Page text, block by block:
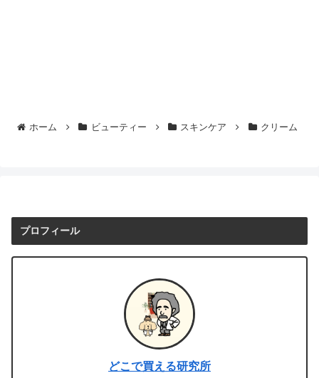
ホーム ビューティー スキンケア クリーム
プロフィール
どこで買える研究所